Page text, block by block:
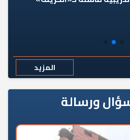
المزيد
ورسالة